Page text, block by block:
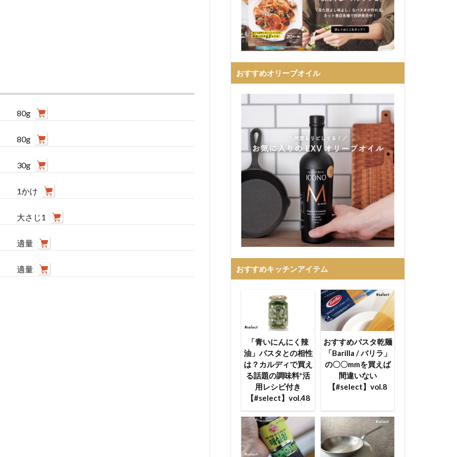
80g
80g
30g
1かけ
大さじ1
適量
適量
おすすめオリーブオイル
おすすめキッチンアイテム
「青いにんにく辣
油」パスタとの相性
は？カルディで買え
る話題の調味料*活
用レシピ付き
【#select】vol.48
おすすめパスタ乾麺
「Barilla / バリラ」
の〇〇mmを買えば
間違いない
【#select】vol.8